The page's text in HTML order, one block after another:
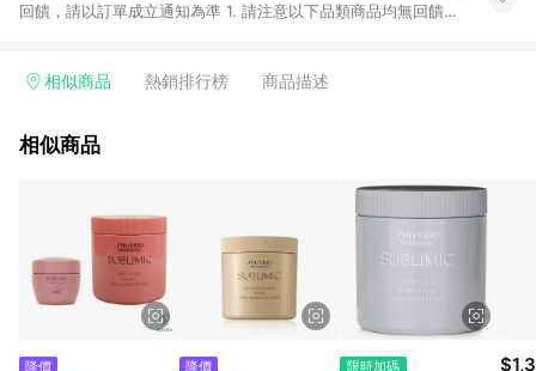
回饋，請以訂單成立通知為準 1. 請注意以下品類商品均無回饋：
電玩/遊戲/相機/單眼/鏡頭/拍立得 [2024/6/1起適用] -內接硬
的購回饋活動享Yahoo超贈點回饋者 - 購物中心商店之商品：商
3. 訂單回饋金額將扣除運費/購物金/超贈點/福利金/紅利折抵/折
價券等虛擬貨幣折抵 4. 大宗採購或批發轉賣不具回饋資格： 如
有相關事證認定您為大宗採購、批發轉賣而非最終消費使用者，
相關認定以Yahoo購物中心之認定為準
相似商品 熱銷排行榜 商品描述
相似商品
降價 降價 限時加碼